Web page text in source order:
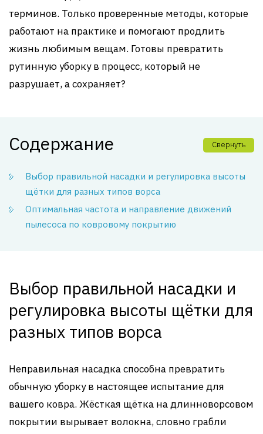
терминов. Только проверенные методы, которые
работают на практике и помогают продлить
жизнь любимым вещам. Готовы превратить
рутинную уборку в процесс, который не
разрушает, а сохраняет?
Содержание Свернуть
Выбор правильной насадки и регулировка высоты
щётки для разных типов ворса
Оптимальная частота и направление движений
пылесоса по ковровому покрытию
Выбор правильной насадки и
регулировка высоты щётки для
разных типов ворса
Неправильная насадка способна превратить
обычную уборку в настоящее испытание для
вашего ковра. Жёсткая щётка на длинноворсовом
покрытии вырывает волокна, словно грабли